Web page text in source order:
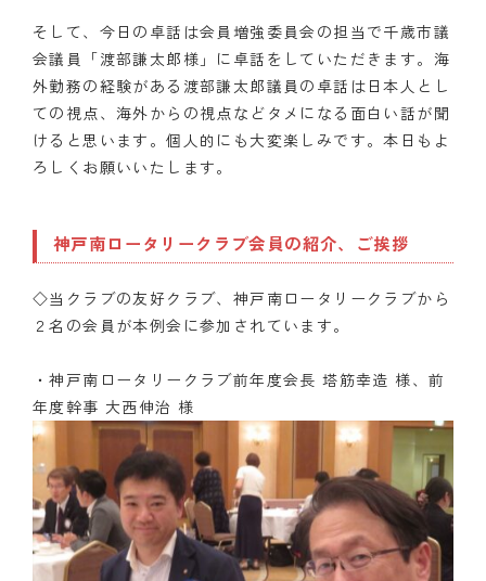
そして、今日の卓話は会員増強委員会の担当で千歳市議
会議員「渡部謙太郎様」に卓話をしていただきます。海
外勤務の経験がある渡部謙太郎議員の卓話は日本人とし
ての視点、海外からの視点などタメになる面白い話が聞
けると思います。個人的にも大変楽しみです。本日もよ
ろしくお願いいたします。
神戸南ロータリークラブ会員の紹介、ご挨拶
◇当クラブの友好クラブ、神戸南ロータリークラブから
２名の会員が本例会に参加されています。
・神戸南ロータリークラブ前年度会長 塔筋幸造 様、前
年度幹事 大西伸治 様